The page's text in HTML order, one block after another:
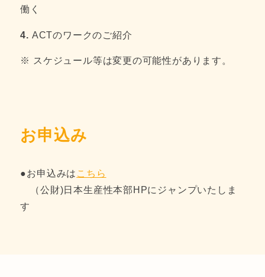
働く
4. ACTのワークのご紹介
※ スケジュール等は変更の可能性があります。
お申込み
●お申込みは こちら
（公財)日本生産性本部HPにジャンプいたしま
す